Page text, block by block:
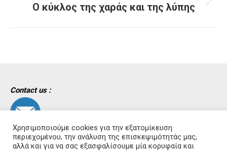
Next
Ο κύκλος της χαράς και της λύπης
Contact us :
Χρησιμοποιούμε cookies για την εξατομίκευση
περιεχομένου, την ανάλυση της επισκεψιμότητάς μας,
αλλά και για να σας εξασφαλίσουμε μία κορυφαία και